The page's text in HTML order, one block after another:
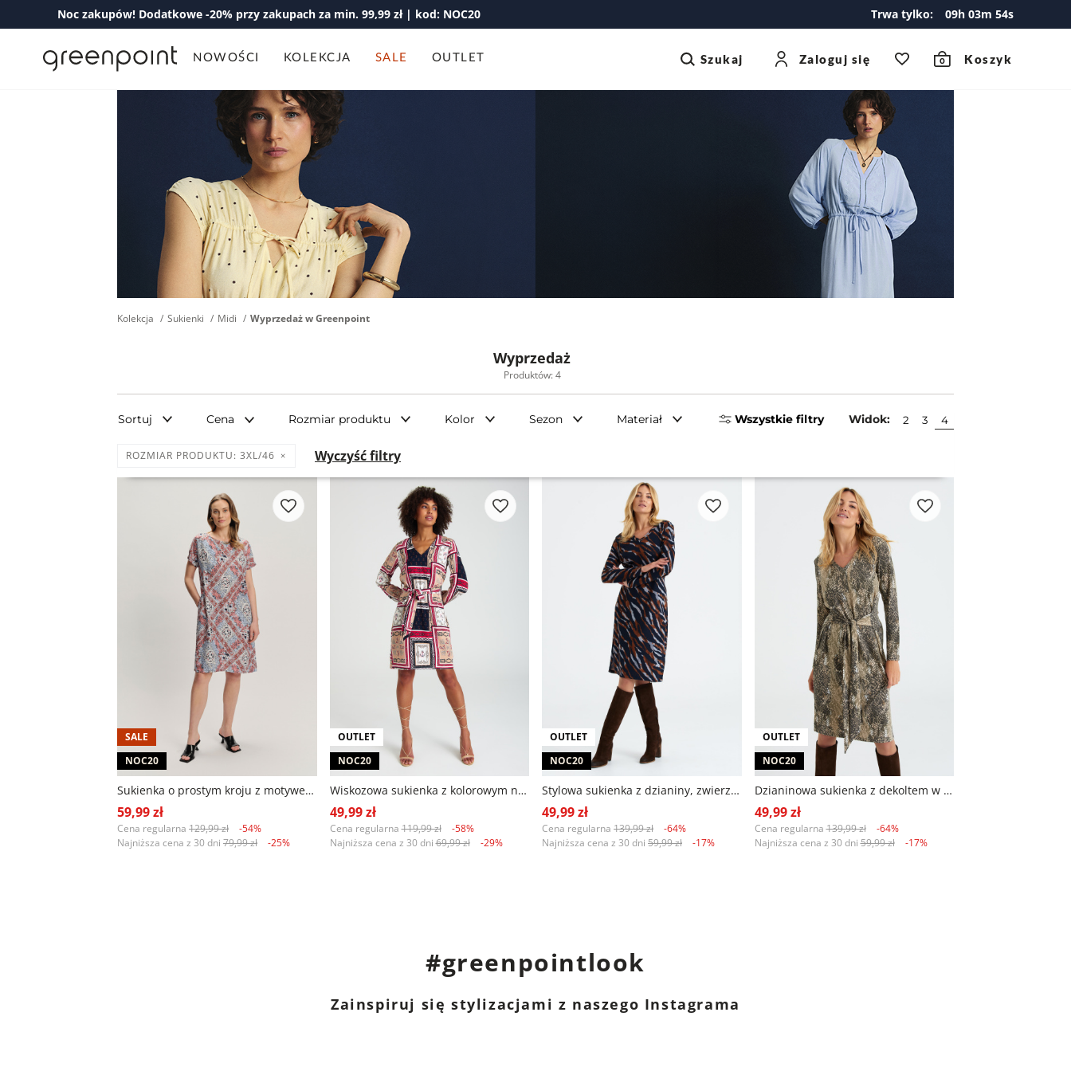
Noc zakupów! Dodatkowe -20% przy zakupach za min. 99,99 zł | kod: NOC20 Trwa tylko: 09h 03m 53s
NOWOŚCI KOLEKCJA SALE OUTLET Szukaj Zaloguj się 0 Koszyk
Kolekcja Sukienki Midi Wyprzedaż w Greenpoint
Wyprzedaż
Produktów: 4
Sortuj Cena Rozmiar produktu Kolor Sezon Materiał Wszystkie filtry
ROZMIAR PRODUKTU: 3XL/46 Wyczyść filtry
Widok: 2 3 4
SALE
NOC20
Sukienka o prostym kroju z motywem etno
59,99 zł
Cena regularna 129,99 zł
-54%
Najniższa cena z 30 dni 79,99 zł -25%
OUTLET
NOC20
Wiskozowa sukienka z kolorowym nadrukiem
49,99 zł
Cena regularna119,99 zł
-58%
Najniższa cena z 30 dni69,99 zł -29%
OUTLET
NOC20
Stylowa sukienka z dzianiny, zwierzęcy print
49,99 zł
Cena regularna 139,99 zł
-64%
Najniższa cena z 30 dni 59,99 zł -17%
OUTLET
NOC20
Dzianinowa sukienka z dekoltem w serek, zwierzęcy print
49,99 zł
Cena regularna139,99 zł
-64%
Najniższa cena z 30 dni59,99 zł -17%
#greenpointlook
Zainspiruj się stylizacjami z naszego Instagrama